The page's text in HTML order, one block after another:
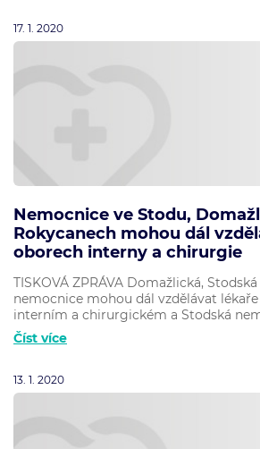
17. 1. 2020
Nemocnice ve Stodu,
Rokycanech mohou dál
oborech interny a chirurgie
TISKOVÁ ZPRÁVA Domažlická,
nemocnice mohou dál vzdělávat
interním a chirurgickém a Stodská
Číst více
13. 1. 2020